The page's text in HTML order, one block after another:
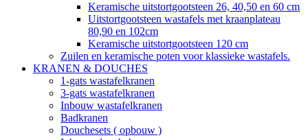
Keramische uitstortgootsteen 26, 40,50 en 60 cm
Uitstortgootsteen wastafels met kraanplateau
80,90 en 102cm
Keramische uitstortgootsteen 120 cm
Zuilen en keramische poten voor klassieke wastafels.
KRANEN & DOUCHES
1-gats wastafelkranen
3-gats wastafelkranen
Inbouw wastafelkranen
Badkranen
Douchesets ( opbouw )